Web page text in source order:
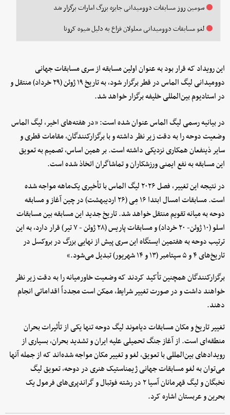
سومین روز مسابقات دوومیدانی جایزه بزرگ امارات برگزار شد
لغو مسابقات دوومیدانی معلولان فزاع به دلیل شیوه کرونا
این رویداد که قرار بود به عنوان اولین مسابقه از سری مسابقات جهانی
دوومیدانی لیگ الماس در قطر برگزار شود، به تاریخ ۱۹ ژوئن (۲۹ خرداد) منتقل و
در استادیوم بین‌المللی خلیفه برگزار خواهد شد.
در بیانیه رسمی لیگ الماس عنوان شده است: «در هفته‌های اخیر، لیگ الماس
وضعیت دوحه را به دقت زیر نظر داشته و با برگزارکنندگان، مقامات قطری و
سایر ذینفعان همکاری نزدیکی داشته است. بر همین اساس، تصمیم به تعویق
این مسابقه به نفع ایمنی ورزشکاران و تماشاگران اتخاذ شده است.
در نتیجه این تغییر، فصل ۲۰۲۶ لیگ الماس با تأخیری یک‌ماهه مواجه شده
است. مسابقات امسال ابتدا ۱۶ مِی (۲۶ اردیبهشت) در چین آغاز و مسابقه
دوحه به میانه تقویم منتقل خواهد شد. تاریخ جدید این مسابقه بین مسابقات
اسلو (۱۰ ژوئن- ۲۰ خرداد) و مسابقات پاریس (۲۸ ژوئن - ۷ تیر) قرار دارد، به این
ترتیب دوحه به هفتمین ایستگاه این سری پیش از نهایی بزرگ در بروکسل در
تاریخ‌های ۴ و ۵ سپتامبر (۱۳ و ۱۴ شهریور) تبدیل می‌شود.»
برگزارکنندگان همچنین تأکید کردند که وضعیت خاورمیانه را به دقت زیر نظر
خواهند داشت و در صورت تغییر شرایط، ممکن است مجدداً اقداماتی انجام
دهند.
تغییر تاریخ و مکان مسابقات دیاموند لیگ دوحه تنها یکی از تأثیرات بحران
منطقه‌ای است. از آغاز جنگ تحمیلی علیه ایران و تشدید بحران، بسیاری از
رویدادهای بین‌المللی با تعویق، لغو و تغییر مکان مواجه شده‌اند که از جمله آنها
می‌توان به لغو مسابقات جهانی ژیمناستیک هنری در دوحه، تعویق لیگ
نخبگان و لیگ قهرمانان آسیا ۲ در رشته فوتبال و گراندپری‌های فرمول یک
بحرین و عربستان اشاره کرد.